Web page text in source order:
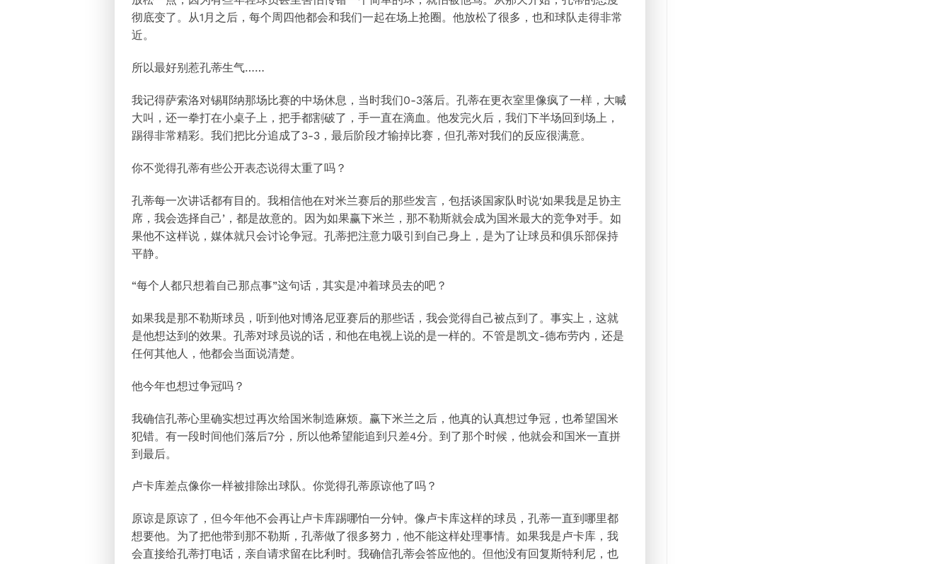
彻底变了。从1月之后，每个周四他都会和我们一起在场上抢圈。他放松了很多，也和球队走得非常
近。
所以最好别惹孔蒂生气……
我记得萨索洛对锡耶纳那场比赛的中场休息，当时我们0-3落后。孔蒂在更衣室里像疯了一样，大喊
大叫，还一拳打在小桌子上，把手都割破了，手一直在滴血。他发完火后，我们下半场回到场上，
踢得非常精彩。我们把比分追成了3-3，最后阶段才输掉比赛，但孔蒂对我们的反应很满意。
你不觉得孔蒂有些公开表态说得太重了吗？
孔蒂每一次讲话都有目的。我相信他在对米兰赛后的那些发言，包括谈国家队时说‘如果我是足协主
席，我会选择自己’，都是故意的。因为如果赢下米兰，那不勒斯就会成为国米最大的竞争对手。如
果他不这样说，媒体就只会讨论争冠。孔蒂把注意力吸引到自己身上，是为了让球员和俱乐部保持
平静。
“每个人都只想着自己那点事”这句话，其实是冲着球员去的吧？
如果我是那不勒斯球员，听到他对博洛尼亚赛后的那些话，我会觉得自己被点到了。事实上，这就
是他想达到的效果。孔蒂对球员说的话，和他在电视上说的是一样的。不管是凯文-德布劳内，还是
任何其他人，他都会当面说清楚。
他今年也想过争冠吗？
我确信孔蒂心里确实想过再次给国米制造麻烦。赢下米兰之后，他真的认真想过争冠，也希望国米
犯错。有一段时间他们落后7分，所以他希望能追到只差4分。到了那个时候，他就会和国米一直拼
到最后。
卢卡库差点像你一样被排除出球队。你觉得孔蒂原谅他了吗？
原谅是原谅了，但今年他不会再让卢卡库踢哪怕一分钟。像卢卡库这样的球员，孔蒂一直到哪里都
想要他。为了把他带到那不勒斯，孔蒂做了很多努力，他不能这样处理事情。如果我是卢卡库，我
会直接给孔蒂打电话，亲自请求留在比利时。我确信孔蒂会答应他的。但他没有回复斯特利尼，也